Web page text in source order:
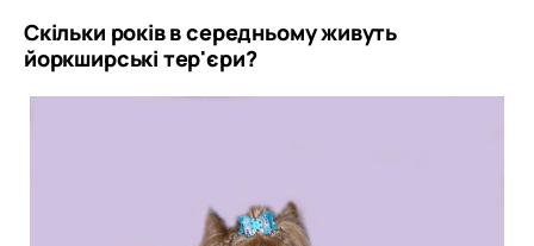
Скільки років в середньому живуть
йоркширські тер'єри?